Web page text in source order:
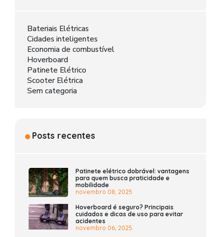
Bateriais Elétricas
Cidades inteligentes
Economia de combustível
Hoverboard
Patinete Elétrico
Scooter Elétrica
Sem categoria
Posts recentes
Patinete elétrico dobrável: vantagens
para quem busca praticidade e
mobilidade
novembro 08, 2025
Hoverboard é seguro? Principais
cuidados e dicas de uso para evitar
acidentes
novembro 06, 2025